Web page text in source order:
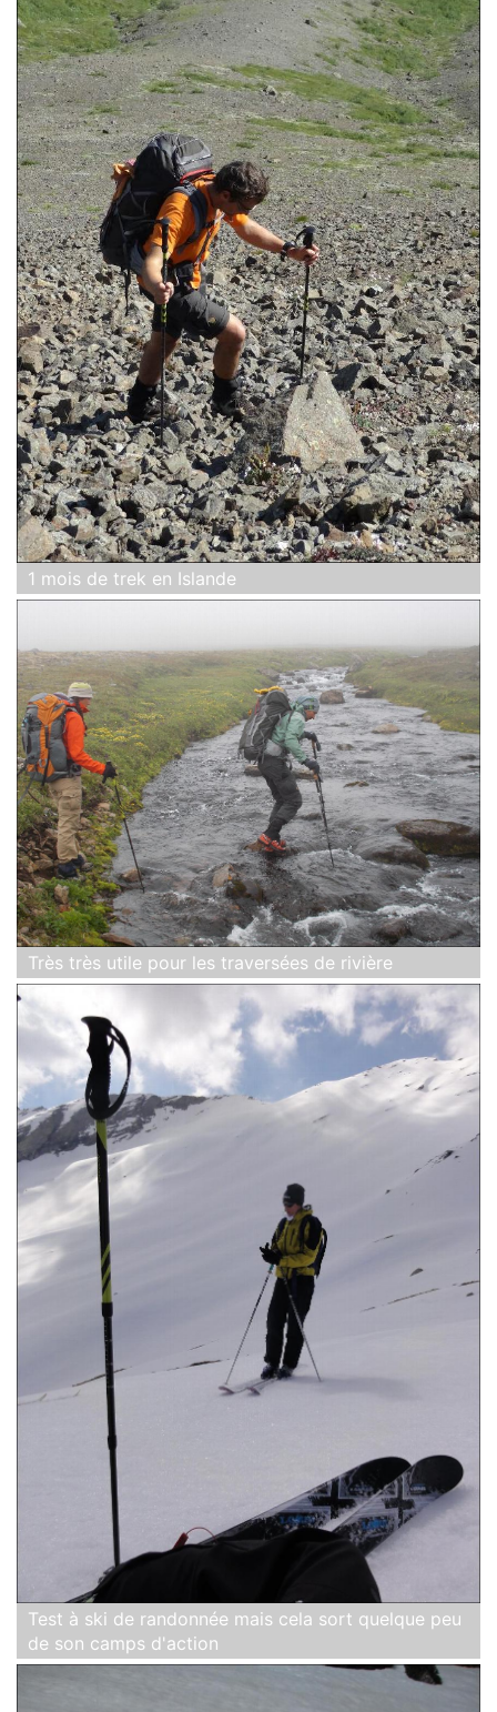
1 mois de trek en Islande
Très très utile pour les traversées de rivière
Test à ski de randonnée mais cela sort quelque peu
de son camps d'action